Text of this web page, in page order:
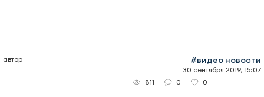
автор #видео новости
30 сентября 2019, 15:07
811
0 0